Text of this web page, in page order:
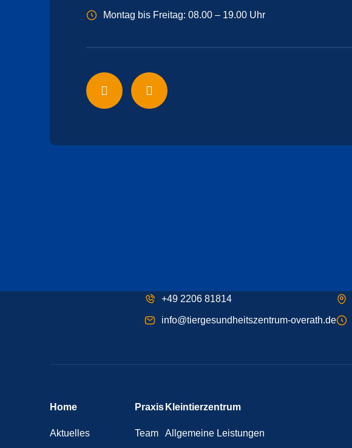
Montag bis Freitag: 08.00 – 19.00 Uhr
+49 2206 81814
info@tiergesundheitszentrum-overath.de
Home
Aktuelles
Praxis
Team
Kleintierzentrum
Allgemeine Leistungen